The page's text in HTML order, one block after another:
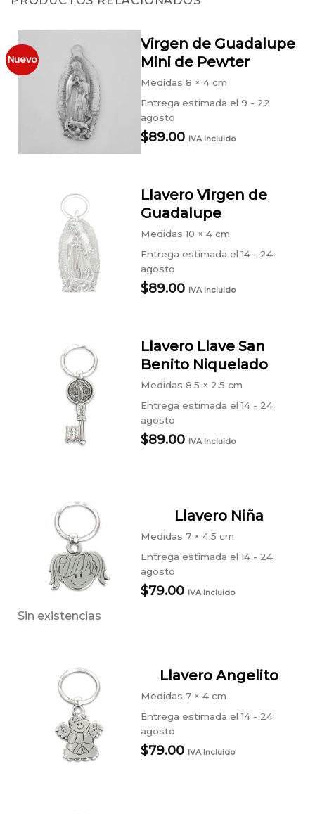
Nuevo
Virgen de Guadalupe
Mini de Pewter
Medidas8 × 4 cm
Entrega estimada el 9 - 22
agosto
$89.00 IVA Incluido
Llavero Virgen de
Guadalupe
Medidas10 × 4 cm
Entrega estimada el 14 - 24
agosto
$89.00 IVA Incluido
Llavero Llave San
Benito Niquelado
Medidas8.5 × 2.5 cm
Entrega estimada el 14 - 24
agosto
$89.00 IVA Incluido
Sin existencias
Llavero Niña
Medidas7 × 4.5 cm
Entrega estimada el 14 - 24
agosto
$79.00 IVA Incluido
Llavero Angelito
Medidas7 × 4 cm
Entrega estimada el 14 - 24
agosto
$79.00 IVA Incluido